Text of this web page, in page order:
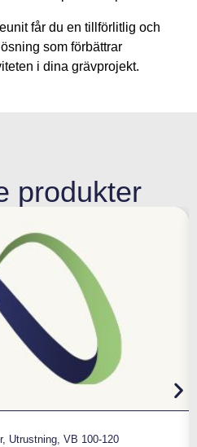
får du en tillförlitlig och
som förbättrar
i dina grävprojekt.
produkter
, Utrustning, VB 100-120